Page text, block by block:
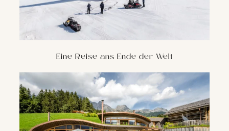
Eine Reise ans Ende der Welt